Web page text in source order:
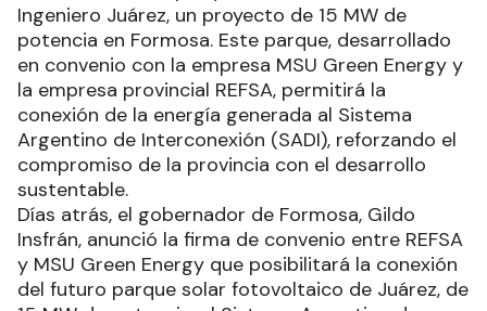
Ingeniero Juárez, un proyecto de 15 MW de
potencia en Formosa. Este parque, desarrollado
en convenio con la empresa MSU Green Energy y
la empresa provincial REFSA, permitirá la
conexión de la energía generada al Sistema
Argentino de Interconexión (SADI), reforzando el
compromiso de la provincia con el desarrollo
sustentable.
Días atrás, el gobernador de Formosa, Gildo
Insfrán, anunció la firma de convenio entre REFSA
y MSU Green Energy que posibilitará la conexión
del futuro parque solar fotovoltaico de Juárez, de